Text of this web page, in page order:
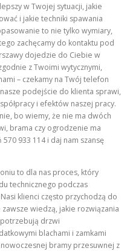
w Twojej sytuacji, jakie
i jakie techniki spawania
to nie tylko wymiary,
zachęcamy do kontaktu pod
dojedzie do Ciebie w
z Twoimi wytycznymi,
– czekamy na Twój telefon
podejście do klienta sprawi,
i efektów naszej pracy.
bo wiemy, że nie ma dwóch
brama czy ogrodzenie ma
933 114 i daj nam szansę
to dla nas proces, który
technicznego podczas
klienci często przychodzą do
wiedzą, jakie rozwiązania
drzwi
blachami i zamkami
bramy przesuwnej z